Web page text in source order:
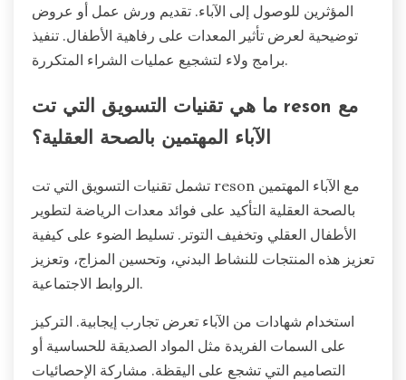
المؤثرين للوصول إلى الآباء. تقديم ورش عمل أو عروض
توضيحية لعرض تأثير المعدات على رفاهية الأطفال. تنفيذ
برامج ولاء لتشجيع عمليات الشراء المتكررة.
ما هي تقنيات التسويق التي تت reson مع
الآباء المهتمين بالصحة العقلية؟
تشمل تقنيات التسويق التي تت reson مع الآباء المهتمين
بالصحة العقلية التأكيد على فوائد معدات الرياضة لتطوير
الأطفال العقلي وتخفيف التوتر. تسليط الضوء على كيفية
تعزيز هذه المنتجات للنشاط البدني، وتحسين المزاج، وتعزيز
الروابط الاجتماعية.
استخدام شهادات من الآباء تعرض تجارب إيجابية. التركيز
على السمات الفريدة مثل المواد الصديقة للحساسية أو
التصاميم التي تشجع على اليقظة. مشاركة الإحصائيات